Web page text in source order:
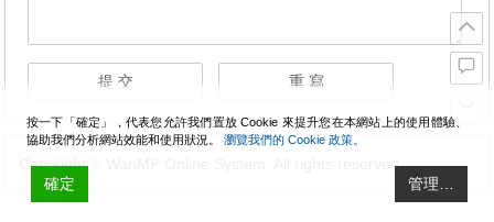
Copyright © WanMP Online System. All rights reserved.
按一下「確定」，代表您允許我們置放 Cookie 來提升您在本網站上的使用體驗、
協助我們分析網站效能和使用狀況。 瀏覽我們的 Cookie 政策。
確定 管理…